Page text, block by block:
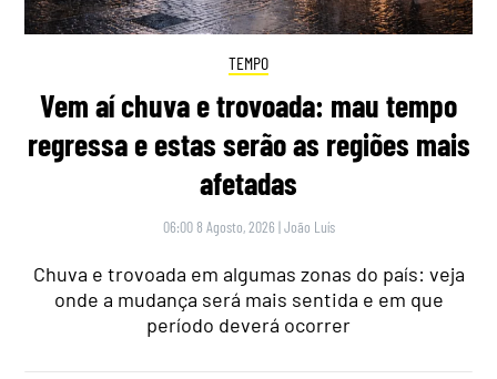
TEMPO
Vem aí chuva e trovoada: mau tempo
regressa e estas serão as regiões mais
afetadas
06:00 8 Agosto, 2026 |João Luís
Chuva e trovoada em algumas zonas do país: veja
onde a mudança será mais sentida e em que
período deverá ocorrer